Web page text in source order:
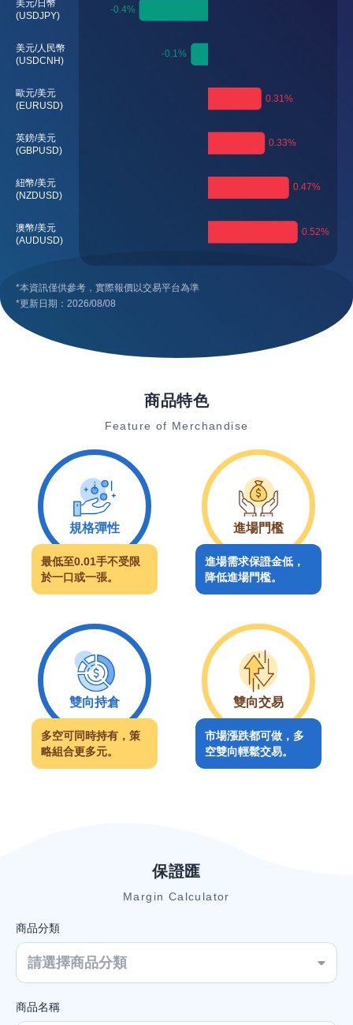
美元/日幣
(USDJPY)
美元/人民幣
(USDCNH)
歐元/美元
(EURUSD)
英鎊/美元
(GBPUSD)
紐幣/美元
(NZDUSD)
澳幣/美元
(AUDUSD)
*本資訊僅供參考，實際報價以交易平台為準
*更新日期：2026/08/08
商品特色
Feature of Merchandise
規格彈性
最低至0.01手不受限
於一口或一張。
進場門檻
進場需求保證金低，
降低進場門檻。
雙向持倉
多空可同時持有，策
略組合更多元。
雙向交易
市場漲跌都可做，多
空雙向輕鬆交易。
保證匯
Margin Calculator
商品分類
請選擇商品分類
商品名稱
上週